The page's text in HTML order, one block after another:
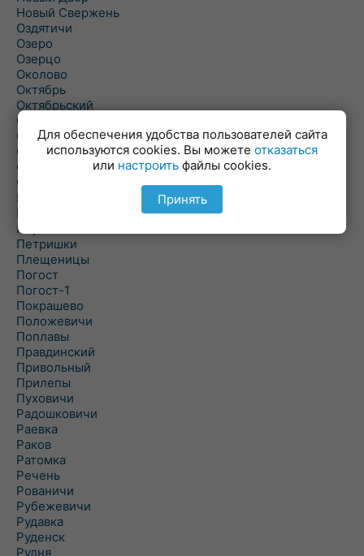
Новый Свержень
Оздятичи
Озеро
Озерцо
Околово
Октябрь
Октябрьский
Олехновичи
Омговичи
Оношки
Осовец
Острошицкий Городок
Пасека
Пастовичи
Першаи
Петришки
Плещеницы
Погост
Погост-1
Покрашево
Положевичи
Поплавы
Правдинский
Привольный
Прилепы
Пуховичи
Радошковичи
Раевка
Раков
Ратомка
Речень
Рованичи
Рубежевичи
Рудавка
Руденск
Рудня
Для обеспечения удобства пользователей сайта
используются cookies. Вы можете отказаться
или настроить файлы cookies.
Принять